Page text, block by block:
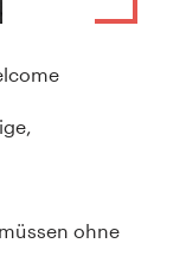
ohne